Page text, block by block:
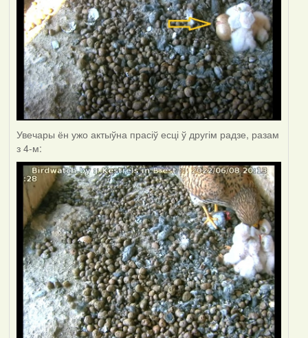
Увечары ён ужо актыўна прасіў есці ў другім радзе, разам
з 4-м: